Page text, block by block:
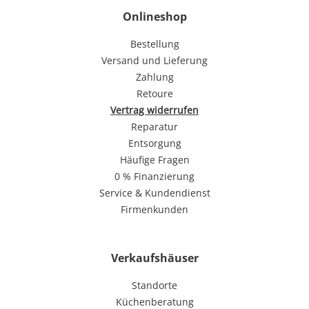
Onlineshop
Bestellung
Versand und Lieferung
Zahlung
Retoure
Vertrag widerrufen
Reparatur
Entsorgung
Häufige Fragen
0 % Finanzierung
Service & Kundendienst
Firmenkunden
Verkaufshäuser
Standorte
Küchenberatung